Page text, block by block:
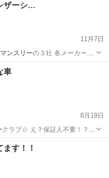
ザーシ…
11月7日
マンスリーの３社 各メーカーそ
車
8月19日
クラブ☆ え？保証人不要！？
証人
す！！